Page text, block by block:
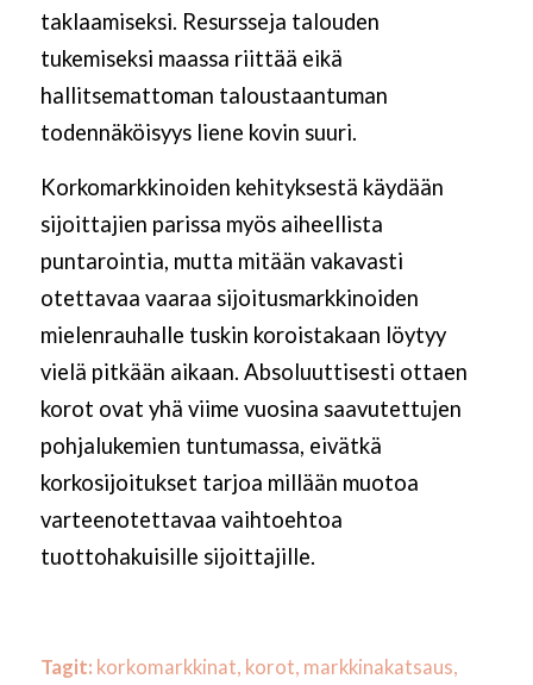
taklaamiseksi. Resursseja talouden
tukemiseksi maassa riittää eikä
hallitsemattoman taloustaantuman
todennäköisyys liene kovin suuri.
Korkomarkkinoiden kehityksestä käydään
sijoittajien parissa myös aiheellista
puntarointia, mutta mitään vakavasti
otettavaa vaaraa sijoitusmarkkinoiden
mielenrauhalle tuskin koroistakaan löytyy
vielä pitkään aikaan. Absoluuttisesti ottaen
korot ovat yhä viime vuosina saavutettujen
pohjalukemien tuntumassa, eivätkä
korkosijoitukset tarjoa millään muotoa
varteenotettavaa vaihtoehtoa
tuottohakuisille sijoittajille.
Tagit: korkomarkkinat, korot, markkinakatsaus,